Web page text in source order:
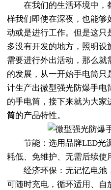
在我们的生活环境中，
样我们即使在深夜，也能够
动或是进行工作。但是这只
多没有开发的地方，照明设
需要进行外出活动，那么
的发展，从一开始手电筒只
计生产出微型强光防爆手电
的手电筒，接下来就为大家
筒的产品特性。
节能：选用品牌LED光
耗低、免维护、无需后续使
经济环保：无记忆电池
可随时充电，循环适用、自